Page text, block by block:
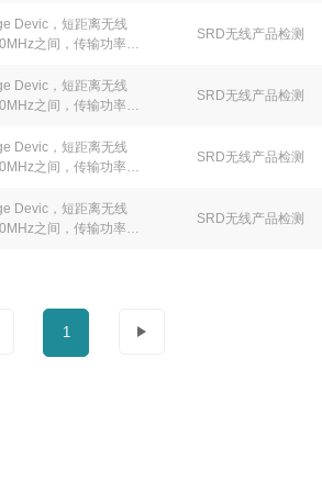
会产⽣拥塞和互相⼲
业、科学和医⽤）频
Devic，短距离⽆线
之间，传输功率在
会产⽣拥塞和互相⼲
业、科学和医⽤）频
SRD无线产品检测
Devic，短距离⽆线
之间，传输功率在
会产⽣拥塞和互相⼲
业、科学和医⽤）频
SRD无线产品检测
Devic，短距离⽆线
之间，传输功率在
会产⽣拥塞和互相⼲
业、科学和医⽤）频
SRD无线产品检测
Devic，短距离⽆线
之间，传输功率在
SRD无线产品检测
1